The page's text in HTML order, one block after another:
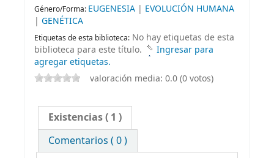
Género/Forma: EUGENESIA | EVOLUCIÓN HUMANA
| GENÉTICA
Etiquetas de esta biblioteca: No hay etiquetas de esta
biblioteca para este título.
Ingresar para
agregar etiquetas.
valoración media: 0.0 (0 votos)
Existencias( 1 )
Comentarios ( 0 )